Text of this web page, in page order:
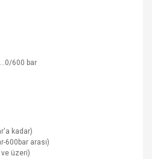
600 bar
kadar)
600bar arası)
üzeri)